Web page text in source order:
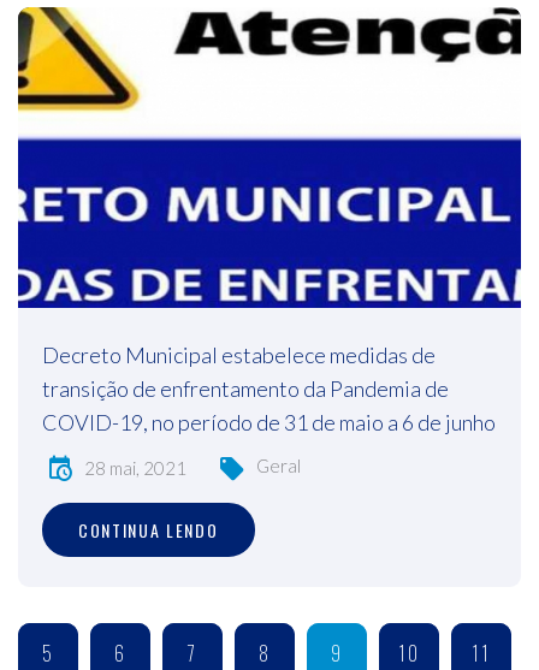
Decreto Municipal estabelece medidas de
transição de enfrentamento da Pandemia de
COVID-19, no período de 31 de maio a 6 de junho
28 mai, 2021 Geral
CONTINUA LENDO
5 6 7 8 9 10 11